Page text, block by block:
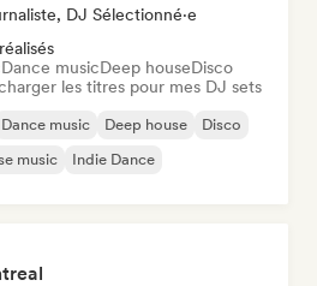
DJ Sélectionné·e
Dance musicDeep houseDisco
les titres pour mes DJ sets
Dance music Deep house
Disco
music Indie Dance